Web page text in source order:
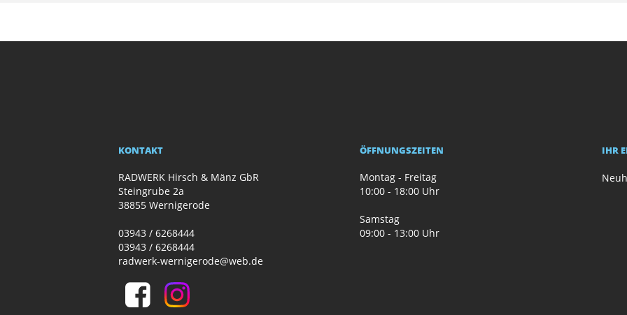
KONTAKT
RADWERK Hirsch & Mänz GbR
Steingrube 2a
38855 Wernigerode
03943 / 6268444
03943 / 6268444
radwerk-wernigerode@web.de
ÖFFNUNGSZEITEN
Montag - Freitag
10:00 - 18:00 Uhr
Samstag
09:00 - 13:00 Uhr
IHR